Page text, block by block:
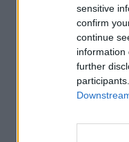
sensitive
confirm
continue
information
further